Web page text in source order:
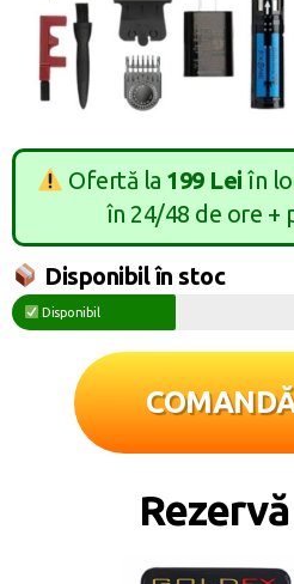
Ofertă la 199 Leiîn
în 24/48 de ore +
Disponibil în stoc
Disponibil